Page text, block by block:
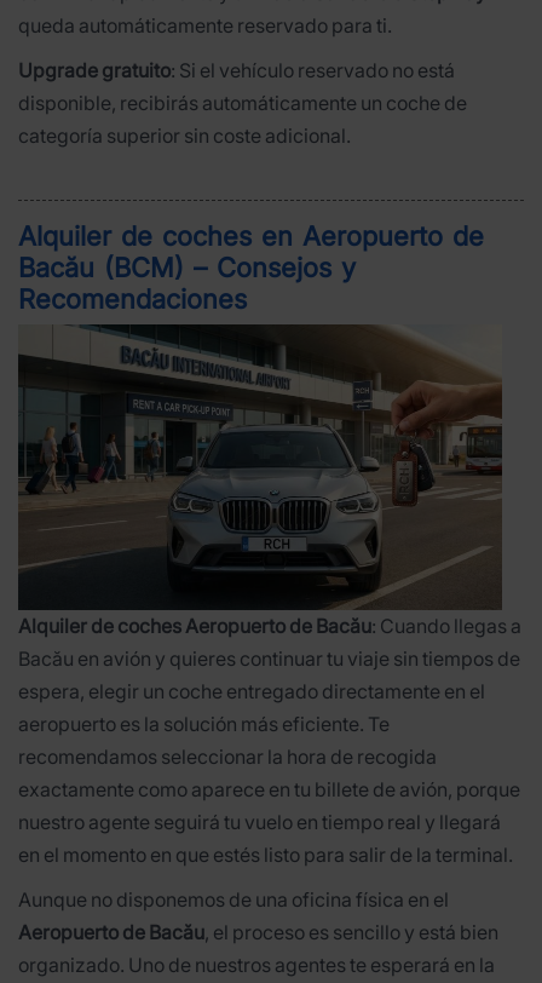
queda automáticamente reservado para ti.
Upgrade gratuito: Si el vehículo reservado no está
disponible, recibirás automáticamente un coche de
categoría superior sin coste adicional.
Alquiler de coches en Aeropuerto de
Bacău (BCM) – Consejos y
Recomendaciones
Alquiler de coches Aeropuerto de Bacău: Cuando llegas a
Bacău en avión y quieres continuar tu viaje sin tiempos de
espera, elegir un coche entregado directamente en el
aeropuerto es la solución más eficiente. Te
recomendamos seleccionar la hora de recogida
exactamente como aparece en tu billete de avión, porque
nuestro agente seguirá tu vuelo en tiempo real y llegará
en el momento en que estés listo para salir de la terminal.
Aunque no disponemos de una oficina física en el
Aeropuerto de Bacău, el proceso es sencillo y está bien
organizado. Uno de nuestros agentes te esperará en la